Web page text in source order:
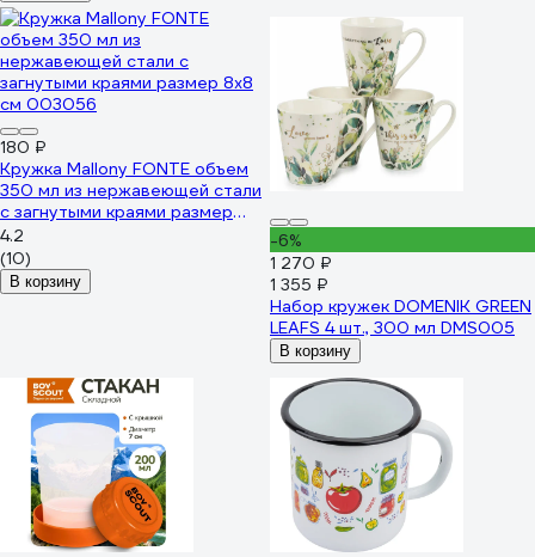
180 ₽
Кружка Mallony FONTE объем
350 мл из нержавеющей стали
с загнутыми краями размер
8x8 см 003056
4.2
(10)
В корзину
-6%
1 270 ₽
1 355 ₽
Набор кружек DOMENIK GREEN
LEAFS 4 шт., 300 мл DMS005
В корзину